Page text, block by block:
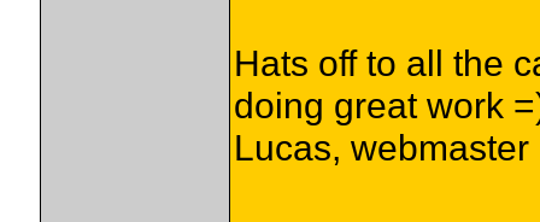
Hats off to all the
doing great work
Lucas, webmaster